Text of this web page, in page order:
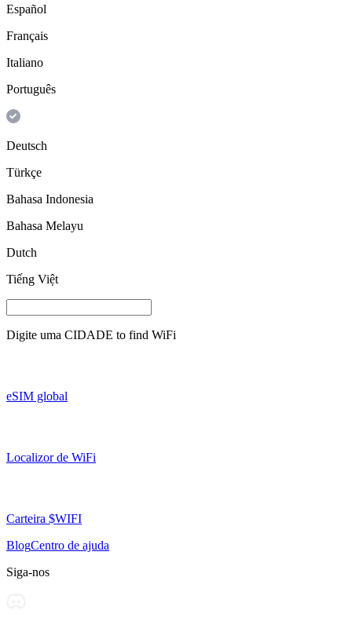
Español
Français
Italiano
Português
Deutsch
Türkçe
Bahasa Indonesia
Bahasa Melayu
Dutch
Tiếng Việt
Digite uma CIDADE to find WiFi
eSIM global
Localizor de WiFi
Carteira $WIFI
BlogCentro de ajuda
Siga-nos